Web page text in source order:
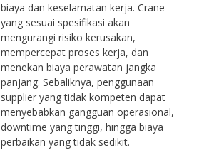
biaya dan keselamatan kerja. Crane
yang sesuai spesifikasi akan
mengurangi risiko kerusakan,
mempercepat proses kerja, dan
menekan biaya perawatan jangka
panjang. Sebaliknya, penggunaan
supplier yang tidak kompeten dapat
menyebabkan gangguan operasional,
downtime yang tinggi, hingga biaya
perbaikan yang tidak sedikit.